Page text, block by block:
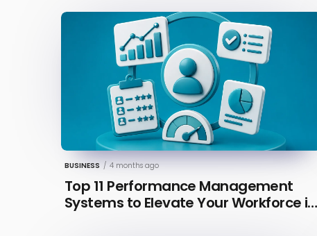
BUSINESS / 4 months ago
Top 11 Performance Management
Systems to Elevate Your Workforce in